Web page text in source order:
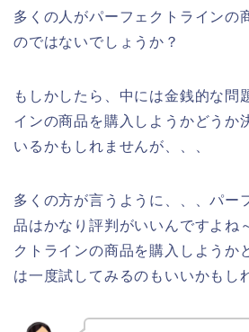
多くの人がパーフェクトラインの
のではないでしょうか？
もしかしたら、中には金銭的な問
インの商品を購入しようかどうか
いるかもしれませんが、、、
多くの方が言うように、、、パー
品はかなり評判がいいんですよね
クトラインの商品を購入しようか
は一度試してみるのもいいかもし